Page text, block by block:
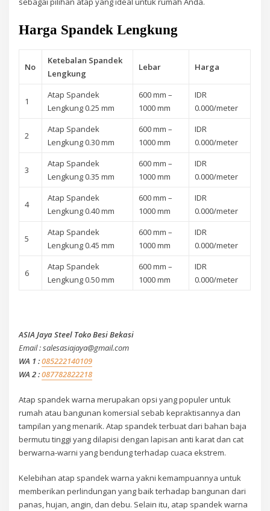
Harga Spandek Lengkung
No
Ketebalan Spandek
Lengkung
Lebar Harga
1
Atap Spandek
Lengkung 0.25 mm
600 mm –
1000 mm
IDR
0.000/meter
2
Atap Spandek
Lengkung 0.30 mm
600 mm –
1000 mm
IDR
0.000/meter
3
Atap Spandek
Lengkung 0.35 mm
600 mm –
1000 mm
IDR
0.000/meter
4
Atap Spandek
Lengkung 0.40 mm
600 mm –
1000 mm
IDR
0.000/meter
5
Atap Spandek
Lengkung 0.45 mm
600 mm –
1000 mm
IDR
0.000/meter
6
Atap Spandek
Lengkung 0.50 mm
600 mm –
1000 mm
IDR
0.000/meter
ASIA Jaya Steel Toko Besi Bekasi
Email : salesasiajaya@gmail.com
WA 1 :085222140109
WA 2 :087782822218
Atap spandek warna merupakan opsi yang populer untuk
rumah atau bangunan komersial sebab kepraktisannya dan
tampilan yang menarik. Atap spandek terbuat dari bahan baja
bermutu tinggi yang dilapisi dengan lapisan anti karat dan cat
berwarna-warni yang bendung terhadap cuaca ekstrem.
Kelebihan atap spandek warna yakni kemampuannya untuk
memberikan perlindungan yang baik terhadap bangunan dari
panas, hujan, angin, dan debu. Selain itu, atap spandek warna